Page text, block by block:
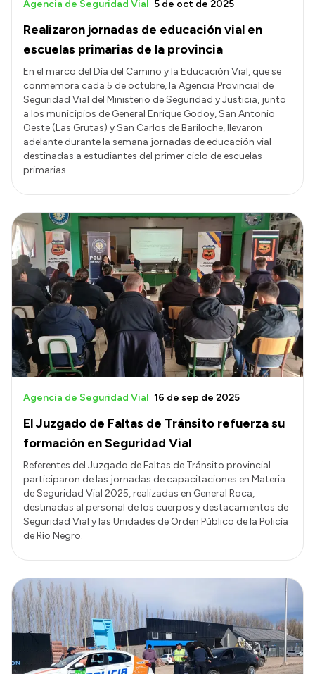
Realizaron jornadas de educación vial en
escuelas primarias de la provincia
Agencia de Seguridad Vial 5 de oct de 2025
En el marco del Día del Camino y la Educación Vial, que se
conmemora cada 5 de octubre, la Agencia Provincial de
Seguridad Vial del Ministerio de Seguridad y Justicia, junto
a los municipios de General Enrique Godoy, San Antonio
Oeste (Las Grutas) y San Carlos de Bariloche, llevaron
adelante durante la semana jornadas de educación vial
destinadas a estudiantes del primer ciclo de escuelas
primarias.
El Juzgado de Faltas de Tránsito refuerza su
formación en Seguridad Vial
Agencia de Seguridad Vial 16 de sep de 2025
Referentes del Juzgado de Faltas de Tránsito provincial
participaron de las jornadas de capacitaciones en Materia
de Seguridad Vial 2025, realizadas en General Roca,
destinadas al personal de los cuerpos y destacamentos de
Seguridad Vial y las Unidades de Orden Público de la Policía
de Río Negro.